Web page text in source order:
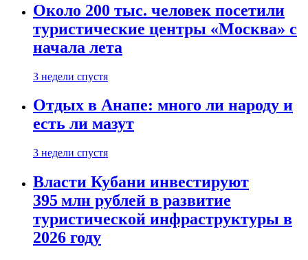
Около 200 тыс. человек посетили
туристические центры «Москва» с
начала лета
3 недели спустя
Отдых в Анапе: много ли народу и
есть ли мазут
3 недели спустя
Власти Кубани инвестируют
395 млн рублей в развитие
туристической инфраструктуры в
2026 году